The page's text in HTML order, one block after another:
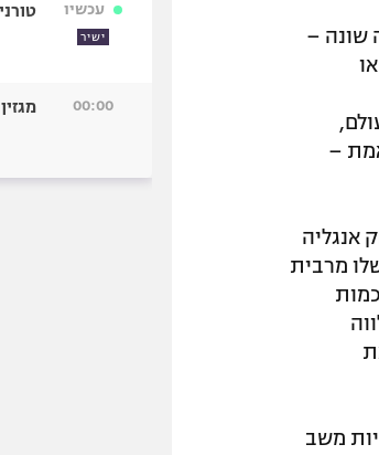
שונה –
–
אנגליה
מרבית
משב
עכשיו
ישיר
00:00 מגזין